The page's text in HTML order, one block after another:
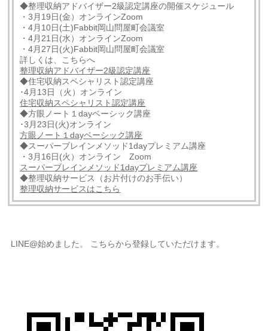
◆整理収納アドバイザー2級認定講座の開催スケジュール
・3月19日(金）オンラインZoom
・4月10日(土)Fabbit岡山問屋町会議室
・4月21日(水）オンラインZoom
・4月27日(火)Fabbit岡山問屋町会議室
詳しくは、こちらへ
整理収納アドバイザー2級認定講座
◆住宅収納スペシャリスト認定講座
･4月13日（火）オンライン
住宅収納スペシャリスト認定講座
◆方眼ノート１dayベーシック講座
･3月23日(火)オンライン
方眼ノート１dayベーシック講座
◆スーパーブレインメソッド1dayプレミアム講座
・3月16日(火）オンライン Zoom
スーパーブレインメソッド1dayプレミアム講座
◆整理収納サービス（お片付けのお手伝い）
整理収納サービスはこちら
LINE@始めました。 こちらから登録していただけます。